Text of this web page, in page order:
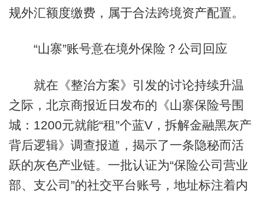
规外汇额度缴费，属于合法跨境资产配置。
“山寨”账号意在境外保险？公司回应
就在《整治方案》引发的讨论持续升温
之际，北京商报近日发布的《山寨保险号围
城：1200元就能“租”个蓝V，拆解金融黑灰产
背后逻辑》调查报道，揭示了一条隐秘而活
跃的灰色产业链。一批认证为“保险公司营业
部、支公司”的社交平台账号，地址标注着内